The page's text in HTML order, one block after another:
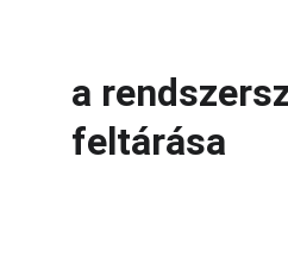
a
feltárása